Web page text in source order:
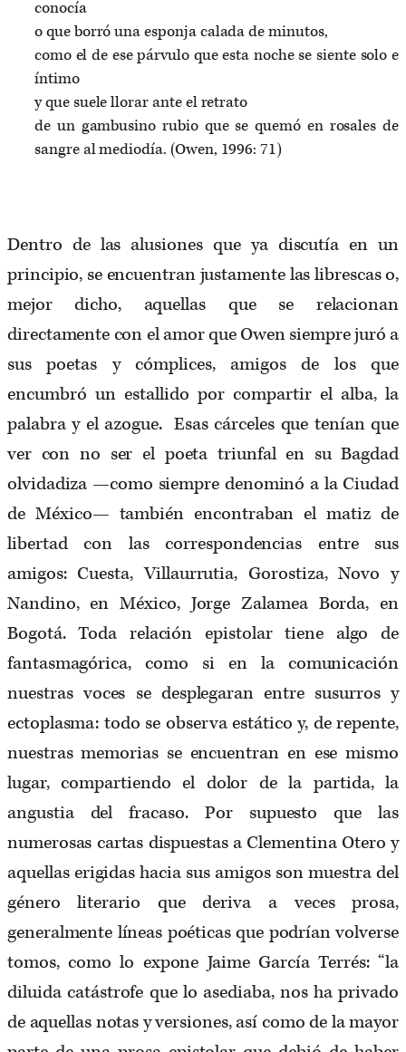
conocía
o que borró una esponja calada de minutos,
como el de ese párvulo que esta noche se siente solo e
íntimo
y que suele llorar ante el retrato
de un gambusino rubio que se quemó en rosales de
sangre al mediodía. (Owen, 1996: 71)
Dentro de las alusiones que ya discutía en un
principio, se encuentran justamente las librescas o,
mejor dicho, aquellas que se relacionan
directamente con el amor que Owen siempre juró a
sus poetas y cómplices, amigos de los que
encumbró un estallido por compartir el alba, la
palabra y el azogue. Esas cárceles que tenían que
ver con no ser el poeta triunfal en su Bagdad
olvidadiza —como siempre denominó a la Ciudad
de México— también encontraban el matiz de
libertad con las correspondencias entre sus
amigos: Cuesta, Villaurrutia, Gorostiza, Novo y
Nandino, en México, Jorge Zalamea Borda, en
Bogotá. Toda relación epistolar tiene algo de
fantasmagórica, como si en la comunicación
nuestras voces se desplegaran entre susurros y
ectoplasma: todo se observa estático y, de repente,
nuestras memorias se encuentran en ese mismo
lugar, compartiendo el dolor de la partida, la
angustia del fracaso. Por supuesto que las
numerosas cartas dispuestas a Clementina Otero y
aquellas erigidas hacia sus amigos son muestra del
género literario que deriva a veces prosa,
generalmente líneas poéticas que podrían volverse
tomos, como lo expone Jaime García Terrés: “la
diluida catástrofe que lo asediaba, nos ha privado
de aquellas notas y versiones, así como de la mayor